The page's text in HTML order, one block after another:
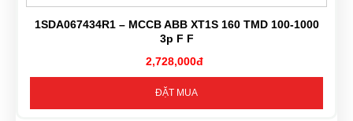
1SDA067434R1 – MCCB ABB XT1S 160 TMD 100-1000
3p F F
2,728,000đ
ĐẶT MUA